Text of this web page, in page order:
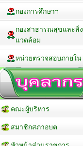
กองการศึกษาฯ
กองสาธารณสุขและสิ่ง
แวดล้อม
หน่วยตรวจสอบภายใน
คณะผู้บริหาร
สมาชิกสภาอบต